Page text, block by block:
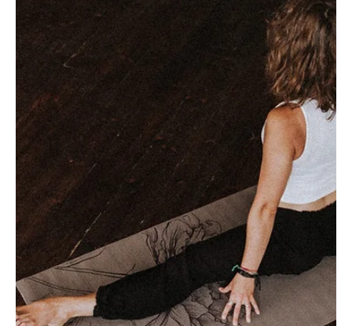
Gülseren B.
12 Eyl 2024
2 dakikada okunur
Yoga
Yoganın 5 Terapötik Faydası
Yoga sadece bir egzersiz rutini değil, aynı zamanda vücudu ve zihni
şifalandıran bir terapi aracı olarak da kullanılıyor. İşte yoganın 5 öne